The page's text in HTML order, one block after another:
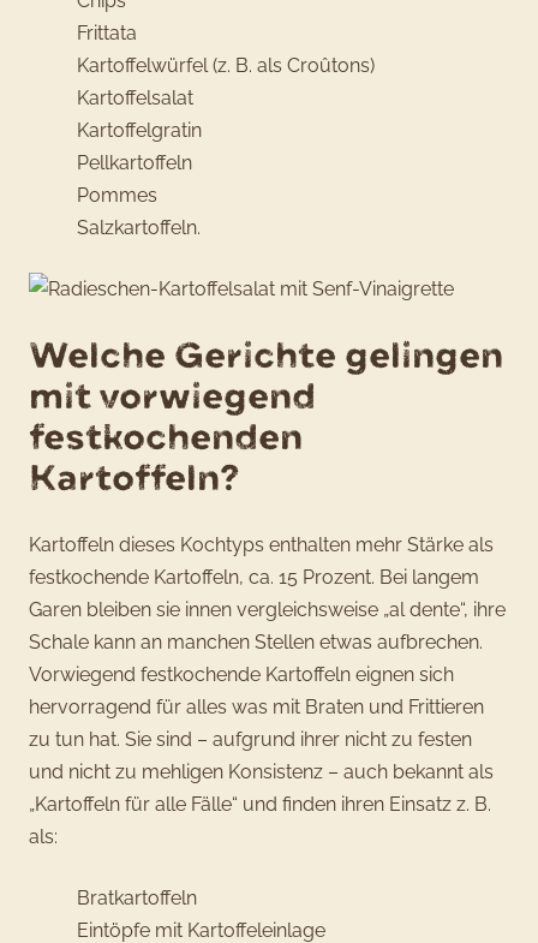
Frittata
Kartoffelwürfel (z. B. als Croûtons)
Kartoffelsalat
Kartoffelgratin
Pellkartoffeln
Pommes
Salzkartoffeln.
Welche Gerichte gelingen
mit vorwiegend
festkochenden
Kartoffeln?
Kartoffeln dieses Kochtyps enthalten mehr Stärke als
festkochende Kartoffeln, ca. 15 Prozent. Bei langem
Garen bleiben sie innen vergleichsweise „al dente“, ihre
Schale kann an manchen Stellen etwas aufbrechen.
Vorwiegend festkochende Kartoffeln eignen sich
hervorragend für alles was mit Braten und Frittieren
zu tun hat. Sie sind – aufgrund ihrer nicht zu festen
und nicht zu mehligen Konsistenz – auch bekannt als
„Kartoffeln für alle Fälle“ und finden ihren Einsatz z. B.
als:
Bratkartoffeln
Eintöpfe mit Kartoffeleinlage